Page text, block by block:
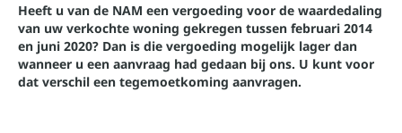
Heeft u van de NAM een vergoeding voor de waardedaling
van uw verkochte woning gekregen tussen februari 2014
en juni 2020? Dan is die vergoeding mogelijk lager dan
wanneer u een aanvraag had gedaan bij ons. U kunt voor
dat verschil een tegemoetkoming aanvragen.